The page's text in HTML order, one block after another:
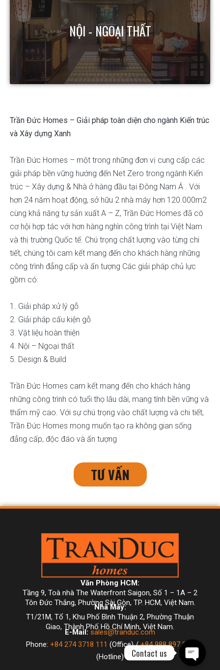
NỘI - NGOẠI THẤT
Trần Đức Homes – Giải pháp toàn diện cho ngành Kiến trúc
và Xây dựng Xanh
Trần Đức Homes – một trong những đơn vị cung cấp các
giải pháp bền vững hướng đến Net Zero trong ngành Kiến
trúc – Xây dựng & Nhà ở hàng đầu tại Đông Nam Á . Với
hơn 24 năm hoạt động, sở hữu 2 nhà máy hơn 120.000m2
cùng khả năng tự sản xuất A – Z, Trần Đức Homes đã có
cơ hội hợp tác với hơn hàng nghìn công trình tại Việt Nam
và thị trường Quốc tế. Chú trọng chất lượng vào từng chi
tiết, chúng tôi cam kết mang đến cho khách hàng những
công trình đẳng cấp và ấn tượng Các giải pháp chủ lực
gồm có:
1. Giải pháp xử lý gỗ
2. Giải pháp cấu kiện gỗ
3. Vật liệu hoàn thiện
4. Nội – Ngoại thất
5. Design & Build
Trần Đức Homes cam kết mang đến cho khách hàng
những công trình có tuổi thọ lâu dài, mang tính bền vững và
thẩm mỹ cao. Với sự chú trọng vào chất lượng và chi tiết,
Trần Đức Homes mong muốn tạo ra không gian sống
đẳng cấp, độc đáo và ấn tượng
TƯ VẤN
Văn Phòng HCM:
Tầng 9, Toà nhà The Waterfront Saigon, Số 1 – 1A – 2
Tôn Đức Thắng, Phường Sài Gòn, TP. HCM, Việt Nam.
Nhà Máy:
T1/21M, Tổ 1, Khu Phố Bình Thuận 2, Phường Thuận
Giao, Thành Phố Hồ Chí Minh, Việt Nam.
E-Mail: sales@tranduc.com
Phone: +84 274 3718 111 (Office) /+84 988 897 997
(Hotline)
Contact us